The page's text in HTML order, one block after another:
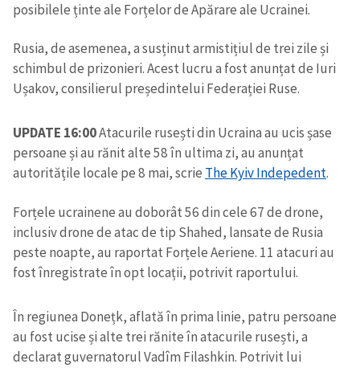
posibilele ținte ale Forțelor de Apărare ale Ucrainei.
Rusia, de asemenea, a susținut armistițiul de trei zile și
schimbul de prizonieri. Acest lucru a fost anunțat de Iuri
Ușakov, consilierul președintelui Federației Ruse.
UPDATE 16:00Atacurile rusești din Ucraina au ucis șase
persoane și au rănit alte 58 în ultima zi, au anunțat
autoritățile locale pe 8 mai, scrie The Kyiv Indepedent.
Forțele ucrainene au doborât 56 din cele 67 de drone,
inclusiv drone de atac de tip Shahed, lansate de Rusia
peste noapte, au raportat Forțele Aeriene. 11 atacuri au
fost înregistrate în opt locații, potrivit raportului.
În regiunea Donețk, aflată în prima linie, patru persoane
au fost ucise și alte trei rănite în atacurile rusești, a
declarat guvernatorul Vadîm Filashkin. Potrivit lui